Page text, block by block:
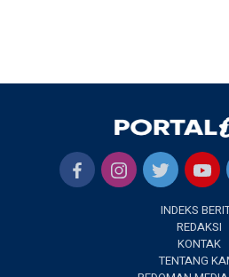
INDEKS
REDAKSI
KONTAK
TENTANG